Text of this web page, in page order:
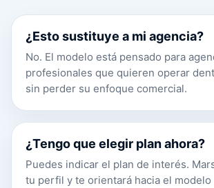
¿Esto sustituye a mi agencia?
No. El modelo está pensado para
profesionales que quieren operar
sin perder su enfoque comercial.
¿Tengo que elegir plan ahora?
Puedes indicar el plan de interés.
tu perfil y te orientará hacia el modelo